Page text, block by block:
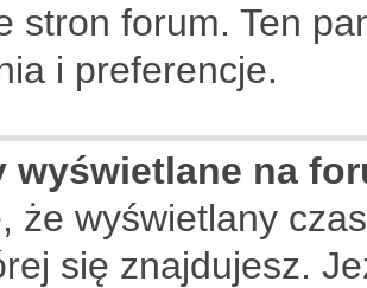
stron forum. Ten
i preferencje.
wyświetlane na
że wyświetlany
się znajdujesz.